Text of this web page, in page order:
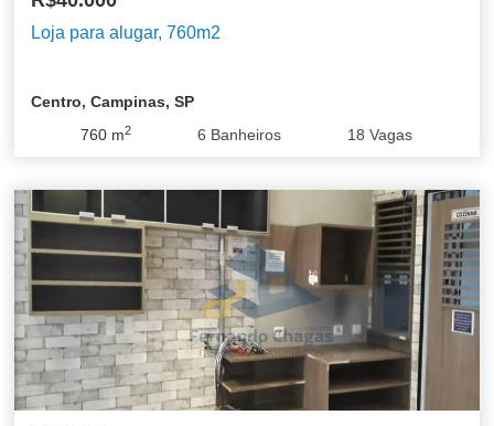
Loja para alugar, 760m2
Centro, Campinas, SP
760 m2 6 Banheiros 18 Vagas